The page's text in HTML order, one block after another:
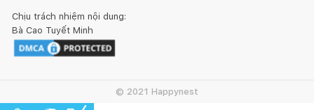
Chịu trách nhiệm nội dung:
Bà Cao Tuyết Minh
© 2021 Happynest